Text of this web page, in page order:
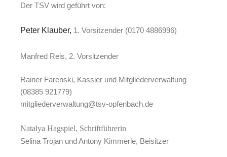
Der TSV wird geführt von:
Peter Klauber, 1. Vorsitzender (0170 4886996)
Manfred Reis, 2. Vorsitzender
Rainer Farenski, Kassier und Mitgliederverwaltung
(08385 921779)
mitgliederverwaltung@tsv-opfenbach.de
Natalya Hagspiel, Schriftführerin
Selina Trojan und Antony Kimmerle, Beisitzer